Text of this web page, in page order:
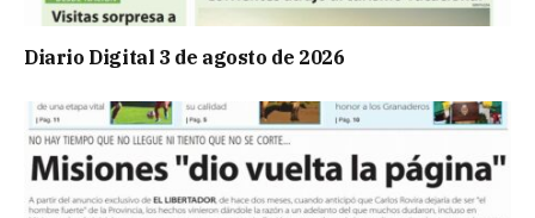
Diario Digital 3 de agosto de 2026